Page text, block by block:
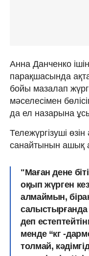
Анна Данченко
парақшасында
бойы мазалап
мәселесімен
да ел назарына
Тележүргізуші
санайтынын ашық
"Маған дене
оқып жүрген
алмаймын,
салыстырғанда
деп
менде “кг -
толмай,